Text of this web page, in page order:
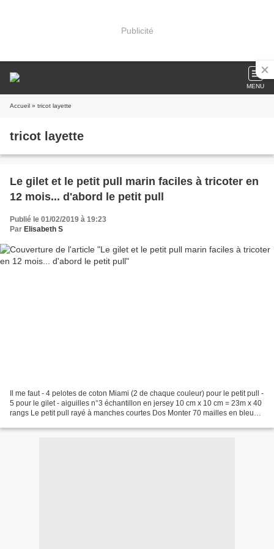
Publicité
MENU
Accueil » tricot layette
tricot layette
Le gilet et le petit pull marin faciles à tricoter en
12 mois... d'abord le petit pull
Publié le 01/02/2019 à 19:23
Par Elisabeth S
Il me faut - 4 pelotes de coton Miami (2 de chaque couleur) pour le petit pull -
5 pour le gilet - aiguilles n°3 échantillon en jersey 10 cm x 10 cm = 23m x 40
rangs Le petit pull rayé à manches courtes Dos Monter 70 mailles en bleu